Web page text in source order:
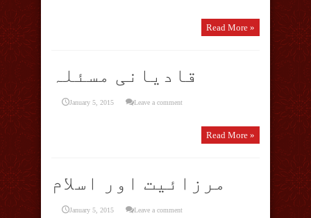
Read More »
قادیانی مسئلہ
January 5, 2015 Leave a comment
Read More »
مرزائیت اور اسلام
January 5, 2015 Leave a comment